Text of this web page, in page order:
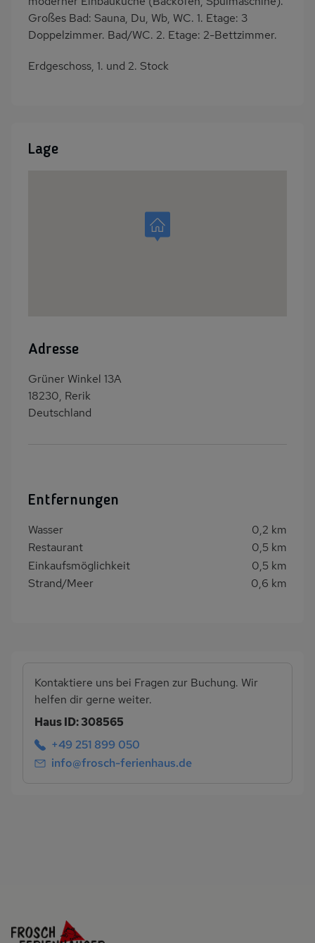
Großes Bad: Sauna, Du, Wb, WC. 1. Etage: 3
Doppelzimmer. Bad/WC. 2. Etage: 2-Bettzimmer.
Erdgeschoss, 1. und 2. Stock
Lage
Adresse
Grüner Winkel 13A
18230, Rerik
Deutschland
Entfernungen
Wasser
0,2 km
Restaurant
0,5 km
Einkaufsmöglichkeit
0,5 km
Strand/Meer
0,6 km
Kontaktiere uns bei Fragen zur Buchung. Wir
helfen dir gerne weiter.
Haus ID: 308565
+49 251 899 050
info@frosch-ferienhaus.de